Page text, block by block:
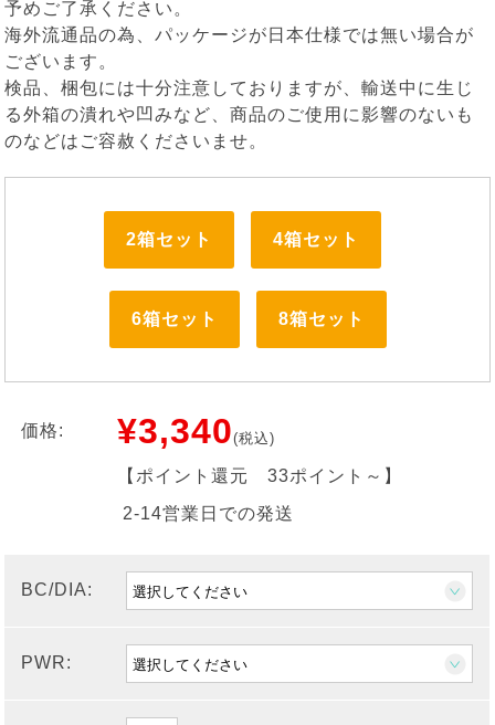
予めご了承ください。
海外流通品の為、パッケージが日本仕様では無い場合が
ございます。
検品、梱包には十分注意しておりますが、輸送中に生じ
る外箱の潰れや凹みなど、商品のご使用に影響のないも
のなどはご容赦くださいませ。
2箱セット 4箱セット
6箱セット 8箱セット
価格: ¥3,340(税込)
【ポイント還元33ポイント～ 】
2-14営業日での発送
BC/DIA:
PWR: